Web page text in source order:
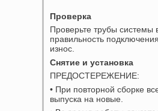
Проверка
Проверьте трубы системы
правильность
износ.
Снятие и установка
ПРЕДОСТЕРЕЖЕНИЕ:
• При повторной сборке
выпуска на новые.